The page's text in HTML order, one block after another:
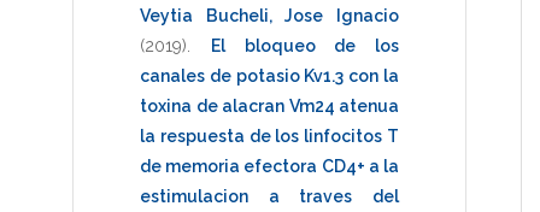
Veytia Bucheli, Jose Ignacio
(2019)
El bloqueo de los
canales de potasio Kv1.3 con la
toxina de alacran Vm24 atenua
la respuesta de los linfocitos T
de memoria efectora CD4+ a la
estimulacion a traves del